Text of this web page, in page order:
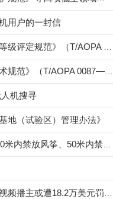
用户的一封信
机搜寻
地（试验区）管理办法》